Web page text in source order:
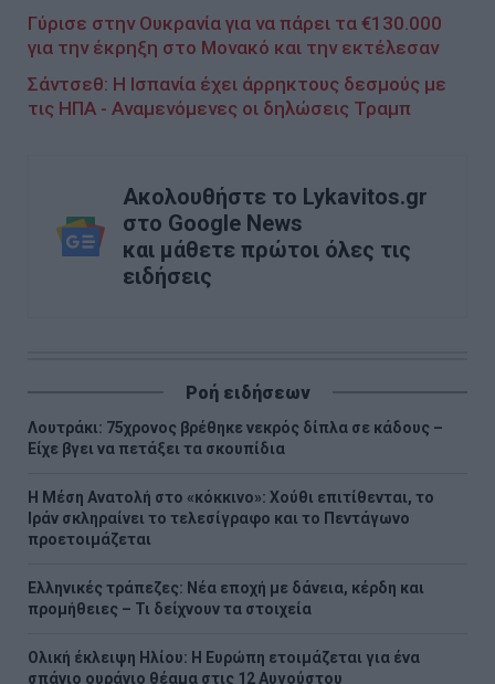
Γύρισε στην Ουκρανία για να πάρει τα €130.000
για την έκρηξη στο Μονακό και την εκτέλεσαν
Σάντσεθ: Η Ισπανία έχει άρρηκτους δεσμούς με
τις ΗΠΑ - Αναμενόμενες οι δηλώσεις Τραμπ
Ακολουθήστε το Lykavitos.gr
στο Google News
και μάθετε πρώτοι όλες τις
ειδήσεις
Ροή ειδήσεων
Λουτράκι: 75χρονος βρέθηκε νεκρός δίπλα σε κάδους –
Είχε βγει να πετάξει τα σκουπίδια
Η Μέση Ανατολή στο «κόκκινο»: Χούθι επιτίθενται, το
Ιράν σκληραίνει το τελεσίγραφο και το Πεντάγωνο
προετοιμάζεται
Ελληνικές τράπεζες: Νέα εποχή με δάνεια, κέρδη και
προμήθειες – Τι δείχνουν τα στοιχεία
Ολική έκλειψη Ηλίου: Η Ευρώπη ετοιμάζεται για ένα
σπάνιο ουράνιο θέαμα στις 12 Αυγούστου